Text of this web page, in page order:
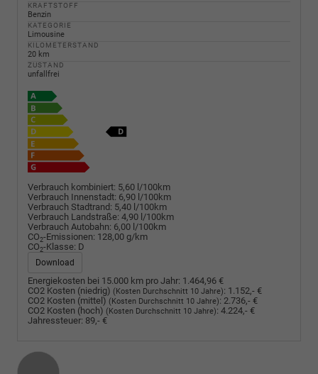
KRAFTSTOFF
Benzin
KATEGORIE
Limousine
KILOMETERSTAND
20 km
ZUSTAND
unfallfrei
Verbrauch kombiniert: 5,60 l/100km
Verbrauch Innenstadt: 6,90 l/100km
Verbrauch Stadtrand: 5,40 l/100km
Verbrauch Landstraße: 4,90 l/100km
Verbrauch Autobahn: 6,00 l/100km
CO2-Emissionen: 128,00 g/km
CO2-Klasse: D
Download
Energiekosten bei 15.000 km pro Jahr: 1.464,96 €
CO2 Kosten (niedrig) (Kosten Durchschnitt 10 Jahre): 1.152,- €
CO2 Kosten (mittel) (Kosten Durchschnitt 10 Jahre): 2.736,- €
CO2 Kosten (hoch) (Kosten Durchschnitt 10 Jahre): 4.224,- €
Jahressteuer: 89,- €